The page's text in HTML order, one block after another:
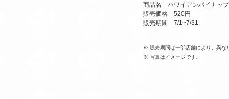
商品名 ハワイアンパイナッ
販売価格 520円
販売期間 7/1~7/31
※ 販売期間は一部店舗により、異な
※ 写真はイメージです。